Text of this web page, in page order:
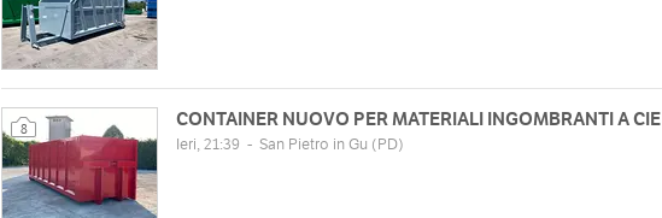
Sito web
http://www.scarrabiliaurora.com
Dom
chiuso
8 CONTAINER NUOVO PER MATERIALI INGOMBRANTI A CIE
Ieri, 21:39 - San Pietro in Gu (PD)